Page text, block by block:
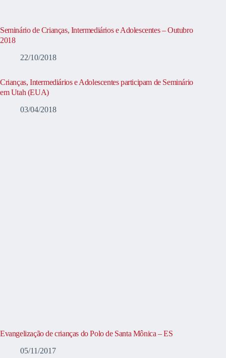
Seminário de Crianças, Intermediários e Adolescentes – Outubro
2018
22/10/2018
Crianças, Intermediários e Adolescentes participam de Seminário
em Utah (EUA)
03/04/2018
Evangelização de crianças do Polo de Santa Mônica – ES
05/11/2017